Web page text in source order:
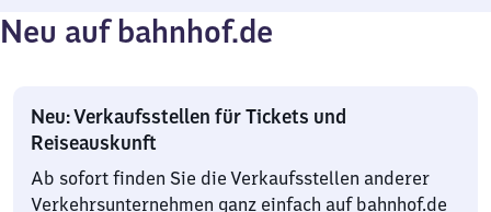
Neu auf bahnhof.de
Neu: Verkaufsstellen für Tickets und
Reiseauskunft
Ab sofort finden Sie die Verkaufsstellen anderer
Verkehrsunternehmen ganz einfach auf bahnhof.de